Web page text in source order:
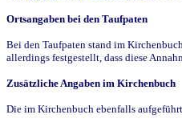
Ortsangaben bei den Taufpaten
Bei den Taufpaten stand im
allerdings festgestellt, dass diese
Zusätzliche Angaben im Kirchenbuch
Die im Kirchenbuch ebenfalls